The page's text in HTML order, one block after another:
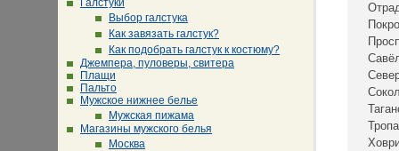
Галстуки
Выбор галстука
Как завязать галстук?
Как подобрать галстук к костюму?
Джемпера, пуловеры, свитера
Плащи
Пальто
Мужское нижнее белье
Мужская пижама
Магазины мужского белья
Москва